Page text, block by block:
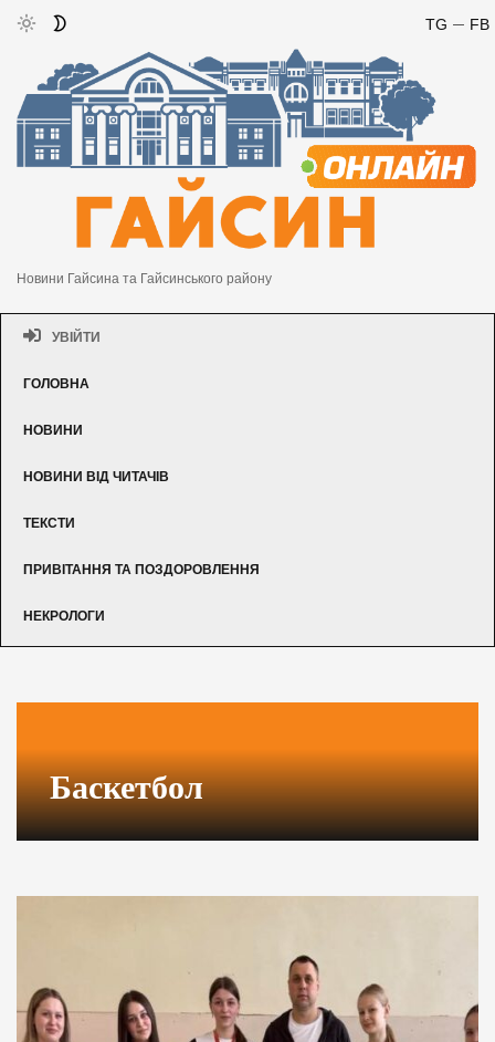
FB
TG
Новини Гайсина та Гайсинського району
УВІЙТИ
ГОЛОВНА
НОВИНИ
НОВИНИ ВІД ЧИТАЧІВ
ТЕКСТИ
ПРИВІТАННЯ ТА ПОЗДОРОВЛЕННЯ
НЕКРОЛОГИ
Баскетбол